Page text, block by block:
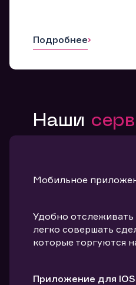
Подробнее
Наши
Мобильное
Удобно отслеживать
легко совершать
которые торгуются
Приложение для IOS